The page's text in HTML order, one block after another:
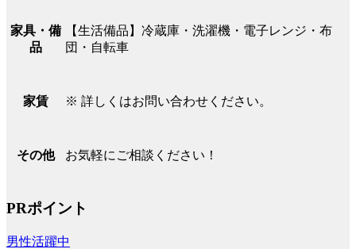
家具・備
品
【生活備品】冷蔵庫・洗濯機・電子レンジ・布
団・自転車
家賃 ※ 詳しくはお問い合わせください。
その他 お気軽にご相談ください！
PRポイント
男性活躍中